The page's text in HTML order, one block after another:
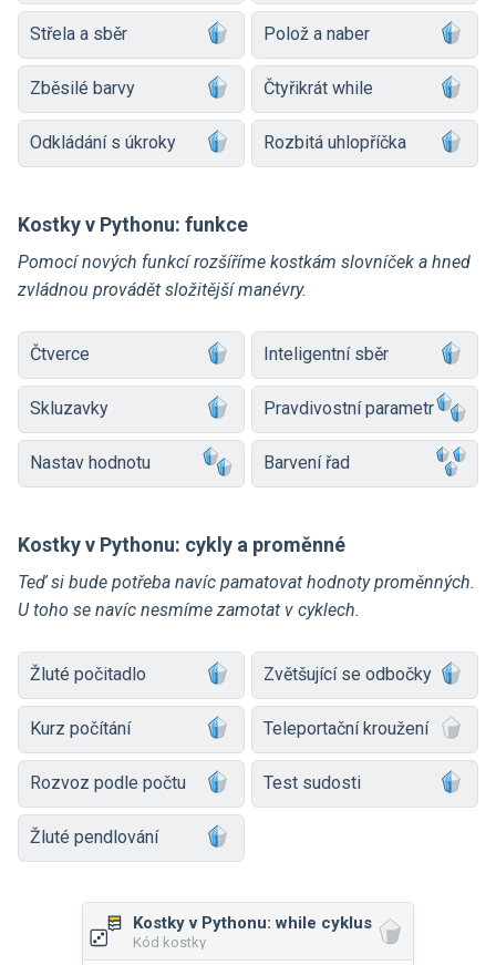
Střela a sběr Polož a naber
Zběsilé barvy Čtyřikrát while
Odkládání s úkroky Rozbitá uhlopříčka
Kostky v Pythonu: funkce
Pomocí nových funkcí rozšíříme kostkám slovníček a hned
zvládnou provádět složitější manévry.
Čtverce Inteligentní sběr
Skluzavky Pravdivostní parametr
Nastav hodnotu Barvení řad
Kostky v Pythonu: cykly a proměnné
Teď si bude potřeba navíc pamatovat hodnoty proměnných.
U toho se navíc nesmíme zamotat v cyklech.
Žluté počitadlo Zvětšující se odbočky
Kurz počítání Teleportační kroužení
Rozvoz podle počtu Test sudosti
Žluté pendlování
Kostky v Pythonu: while cyklus
Kód kostky